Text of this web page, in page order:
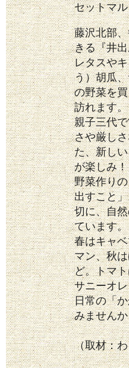
セットマ
藤沢北部
きる『井
レタスや
う）胡瓜
の野菜を
訪れます。
親子三代
さや厳し
た、新し
が楽しみ
野菜作り
出すこと
切に、自
ています。
春はキャ
マン、秋
ど。トマ
サニーオ
日常の「
みません
（取材：